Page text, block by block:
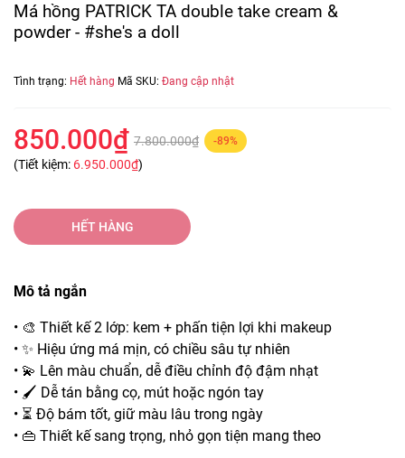
Má hồng PATRICK TA double take cream &
powder - #she's a doll
Tình trạng: Hết hàng Mã SKU: Đang cập nhật
850.000₫ 7.800.000₫ -89%
(Tiết kiệm: 6.950.000₫)
HẾT HÀNG
Mô tả ngắn
• 🎨 Thiết kế 2 lớp: kem + phấn tiện lợi khi makeup
• ✨ Hiệu ứng má mịn, có chiều sâu tự nhiên
• 💫 Lên màu chuẩn, dễ điều chỉnh độ đậm nhạt
• 🖌️ Dễ tán bằng cọ, mút hoặc ngón tay
• ⏳ Độ bám tốt, giữ màu lâu trong ngày
• 👜 Thiết kế sang trọng, nhỏ gọn tiện mang theo